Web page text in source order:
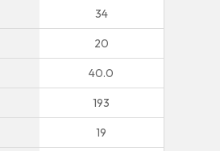
34
20
40.0
193
19